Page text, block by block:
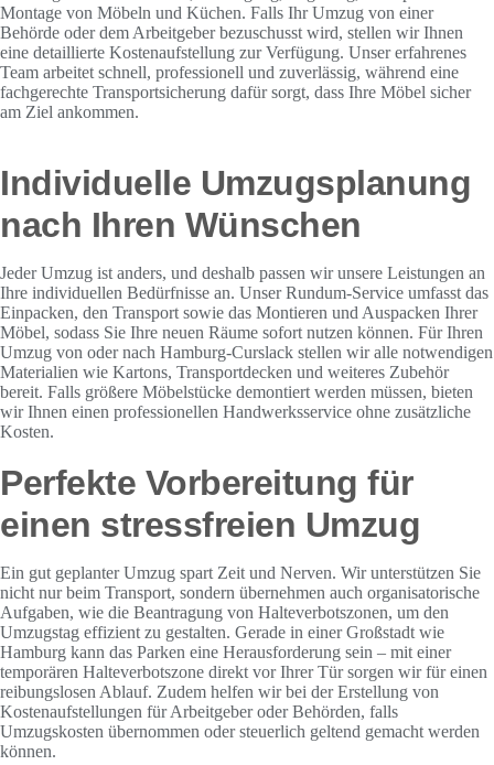
Montage von Möbeln und Küchen. Falls Ihr Umzug von einer
Behörde oder dem Arbeitgeber bezuschusst wird, stellen wir Ihnen
eine detaillierte Kostenaufstellung zur Verfügung. Unser erfahrenes
Team arbeitet schnell, professionell und zuverlässig, während eine
fachgerechte Transportsicherung dafür sorgt, dass Ihre Möbel sicher
am Ziel ankommen.
Individuelle Umzugsplanung
nach Ihren Wünschen
Jeder Umzug ist anders, und deshalb passen wir unsere Leistungen an
Ihre individuellen Bedürfnisse an. Unser Rundum-Service umfasst das
Einpacken, den Transport sowie das Montieren und Auspacken Ihrer
Möbel, sodass Sie Ihre neuen Räume sofort nutzen können. Für Ihren
Umzug von oder nach Hamburg-Curslack stellen wir alle notwendigen
Materialien wie Kartons, Transportdecken und weiteres Zubehör
bereit. Falls größere Möbelstücke demontiert werden müssen, bieten
wir Ihnen einen professionellen Handwerksservice ohne zusätzliche
Kosten.
Perfekte Vorbereitung für
einen stressfreien Umzug
Ein gut geplanter Umzug spart Zeit und Nerven. Wir unterstützen Sie
nicht nur beim Transport, sondern übernehmen auch organisatorische
Aufgaben, wie die Beantragung von Halteverbotszonen, um den
Umzugstag effizient zu gestalten. Gerade in einer Großstadt wie
Hamburg kann das Parken eine Herausforderung sein – mit einer
temporären Halteverbotszone direkt vor Ihrer Tür sorgen wir für einen
reibungslosen Ablauf. Zudem helfen wir bei der Erstellung von
Kostenaufstellungen für Arbeitgeber oder Behörden, falls
Umzugskosten übernommen oder steuerlich geltend gemacht werden
können.